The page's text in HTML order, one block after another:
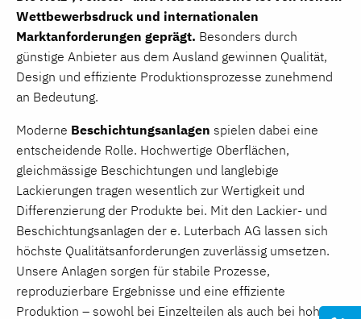
Wettbewerbsdruck und internationalen
Marktanforderungen geprägt. Besonders durch
günstige Anbieter aus dem Ausland gewinnen Qualität,
Design und effiziente Produktionsprozesse zunehmend
an Bedeutung.
Moderne Beschichtungsanlagen spielen dabei eine
entscheidende Rolle. Hochwertige Oberflächen,
gleichmässige Beschichtungen und langlebige
Lackierungen tragen wesentlich zur Wertigkeit und
Differenzierung der Produkte bei. Mit den Lackier- und
Beschichtungsanlagen der e. Luterbach AG lassen sich
höchste Qualitätsanforderungen zuverlässig umsetzen.
Unsere Anlagen sorgen für stabile Prozesse,
reproduzierbare Ergebnisse und eine effiziente
Produktion – sowohl bei Einzelteilen als auch bei hohen